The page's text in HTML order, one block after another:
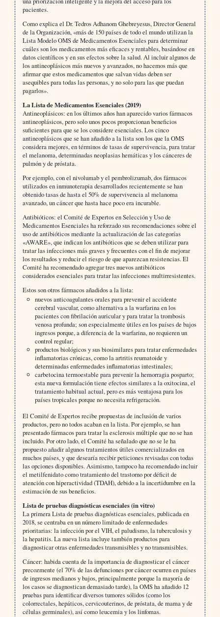
pacientes.
Como explica el Dr. Tedros Adhanom Ghebreyesus, Director General
de la Organización, «más de 150 países de todo el mundo utilizan la
Lista Modelo OMS de Medicamentos Esenciales para determinar
cuáles son los medicamentos más eficaces y rentables, basándose en
datos científicos y en sus efectos sobre la salud. Al incluir algunos de
los antineoplásicos más nuevos y avanzados, no hacemos más que
afirmar que estos medicamentos que salvan vidas deben ser
asequibles para todas las personas, y no solo para las que puedan
pagarlos».
La Lista de Medicamentos Esenciales (2019)
Antineoplásicos: en los últimos años han aparecido varios fármacos
antineoplásicos, pero solo unos pocos proporcionan beneficios
suficientes para que se los considere esenciales. Los cinco
antineoplásicos que se han añadido a la lista son los que la OMS
considera mejores, en términos de tasas de supervivencia, para tratar
el melanoma, determinadas neoplasias hemáticas y los cánceres de
pulmón y de próstata.
Por ejemplo, con el nivolumab y el pembrolizumab, dos fármacos
utilizados en inmunoterapia desarrollados recientemente se han
obtenido tasas de hasta el 50% de supervivencia al melanoma
avanzado, un cáncer que hasta hace poco era incurable.
Antibióticos: el Comité de Expertos en Selección y Uso de
Medicamentos Esenciales ha reforzado sus recomendaciones sobre el
uso de antibióticos mediante la actualización de las categorías
«AWARE», que indican los antibióticos que se deben utilizar para
tratar las infecciones más graves y frecuentes con el fin de mejorar
los resultados y reducir el riesgo de que aparezcan resistencias. El
Comité ha recomendado agregar tres nuevos antibióticos
considerados esenciales para tratar las infecciones multirresistentes.
Estos son otros fármacos añadidos a la lista:
nuevos anticoagulantes orales para prevenir el accidente
cerebral vascular, como alternativa a la warfarina en los
pacientes con fibrilación auricular y para tratar la trombosis
venosa profunda; son especialmente útiles en los países de bajos
ingresos porque, a diferencia de la warfarina, no requieren un
control regular;
productos biológicos y sus biosimilares para tratar enfermedades
inflamatorias crónicas, como la artritis reumatoide y
determinadas enfermedades inflamatorias intestinales;
carbetocina termoestable para prevenir la hemorragia posparto;
esta nueva formulación tiene efectos similares a la oxitocina, el
tratamiento habitual actual, pero es más ventajosa para los
países tropicales porque no necesita refrigeración.
El Comité de Expertos recibe propuestas de inclusión de varios
productos, pero no todos acaban en la lista. Por ejemplo, se han
presentado fármacos para tratar la esclerosis múltiple que no se han
incluido. Por otro lado, el Comité ha señalado que no se le ha
propuesto añadir algunos tratamientos útiles comercializados en
muchos países, y que desearía recibir peticiones revisadas con todas
las opciones disponibles. Asimismo, tampoco ha recomendado incluir
el metilfenidato como tratamiento del trastorno por déficit de
atención con hiperactividad (TDAH), debido a la incertidumbre en la
estimación de sus beneficios.
Lista de pruebas diagnósticas esenciales (in vitro)
La primera Lista de pruebas diagnósticas esenciales, publicada en
2018, se centraba en un número limitado de enfermedades
prioritarias: la infección por el VIH, el paludismo, la tuberculosis y
la hepatitis. La nueva lista incluye también productos para
diagnosticar otras enfermedades transmisibles y no transmisibles.
Cáncer: habida cuenta de la importancia de diagnosticar el cáncer
precozmente (el 70% de las defunciones por cáncer ocurren en países
de ingresos medianos y bajos, principalmente porque la mayoría de
los casos se diagnostican demasiado tarde), la OMS ha añadido 12
pruebas para identificar diversos tumores sólidos (como los
colorrectales, hepáticos, cervicouterinos, de próstata, de mama y de
células germinales), así como leucemia y los linfomas.